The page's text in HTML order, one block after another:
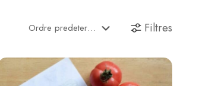
Filtres